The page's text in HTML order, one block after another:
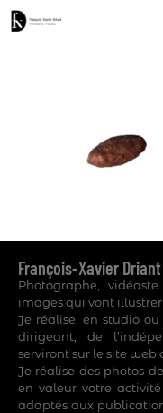
François-Xavier Driant
Photographe,
images qui vont
Je réalise, en studio
dirigeant, de
serviront sur le site web
Je réalise des photos
en valeur votre
adaptés aux